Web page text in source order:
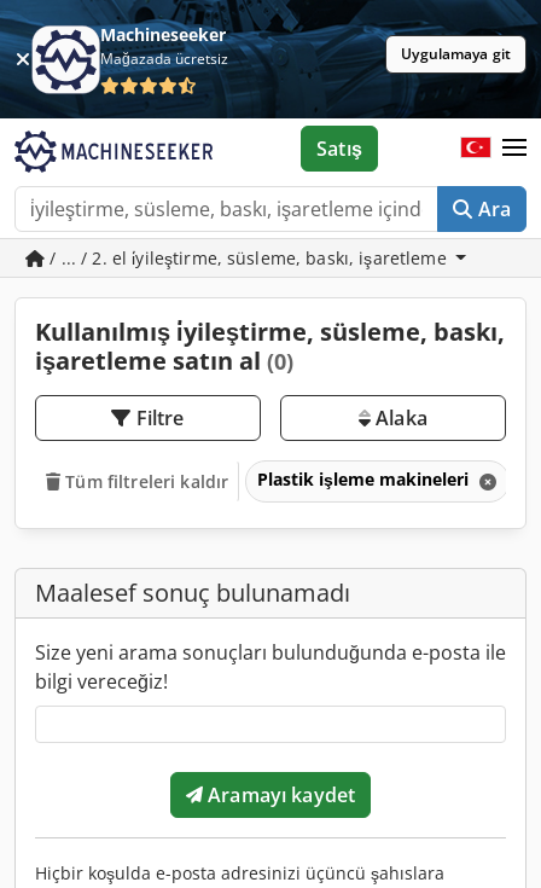
Machineseeker
Mağazada ücretsiz Uygulamaya git
Ara
Satış
/ ... / 2. el i̇yileştirme, süsleme, baskı, işaretleme
Kullanılmış i̇yileştirme, süsleme, baskı,
işaretleme satın al (0)
Filtre Alaka
Tüm filtreleri kaldır Plastik işleme makineleri
Maalesef sonuç bulunamadı
Size yeni arama sonuçları bulunduğunda e-posta ile
bilgi vereceğiz!
Aramayı kaydet
Hiçbir koşulda e-posta adresinizi üçüncü şahıslara